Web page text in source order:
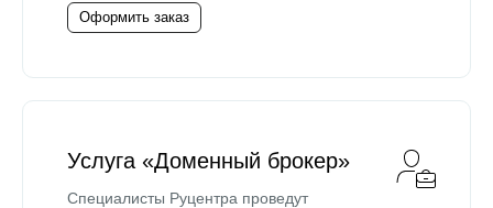
Оформить заказ
Услуга «Доменный брокер»
Специалисты Руцентра проведут